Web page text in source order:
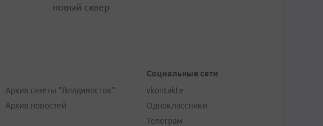
новый сквер
Архив газеты "Владивосток"
Архив новостей
Социальные сети
vkontakte
Одноклассники
Телеграм